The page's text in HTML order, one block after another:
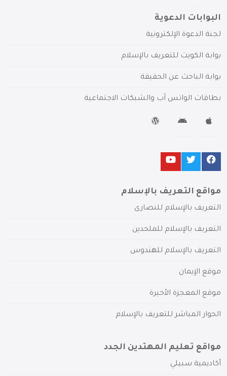
البوابات الدعوية
لجنة الدعوة الإلكترونية
بوابة الكويت للتعريف بالإسلام
بوابة الباحث عن الحقيقة
بطاقات الواتس آب والشبكات الاجتماعية
مواقع التعريف بالإسلام
التعريف بالإسلام للنصارى
التعريف بالإسلام للملحدين
التعريف بالإسلام للهندوس
موقع الإيمان
موقع المعجزة الأخيرة
الحوار المباشر للتعريف بالإسلام
مواقع تعليم المهتدين الجدد
أكاديمية سبيلي